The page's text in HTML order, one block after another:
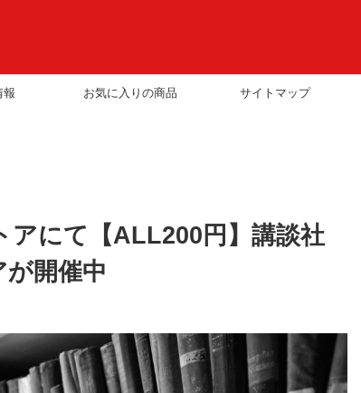
報 お気に入りの商品 サイトマップ
にて【ALL200円】講談社
開催中